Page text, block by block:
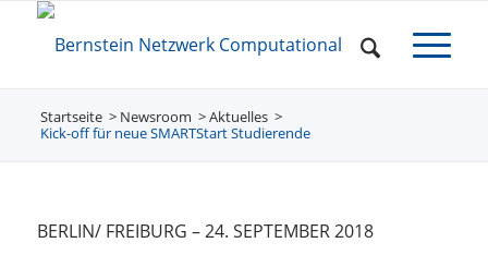
Startseite /
Newsroom /
Aktuelles
Kick-off für neue SMARTStart Studierende
BERLIN/ FREIBURG –24. SEPTEMBER 2018